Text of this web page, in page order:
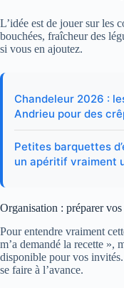
L’idée est de jouer sur les
bouchées, fraîcheur des
si vous en ajoutez.
Chandeleur 2026 :
Andrieu pour des
Petites barquettes
un apéritif vraiment
Organisation : préparer vos
Pour entendre vraiment
m’a demandé la recette »,
disponible pour vos
se faire à l’avance.